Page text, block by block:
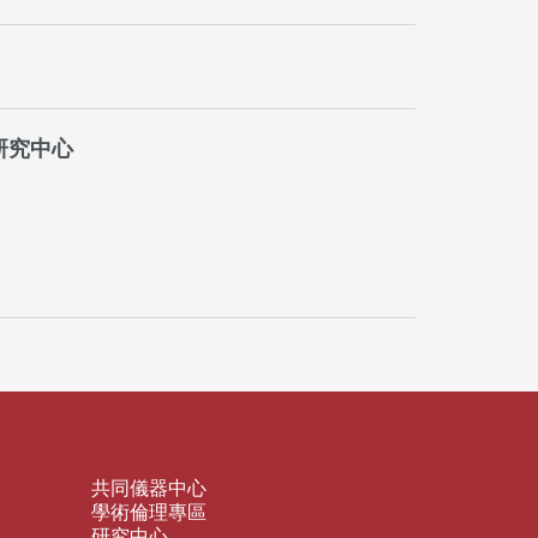
究中心
共同儀器中心
學術倫理專區